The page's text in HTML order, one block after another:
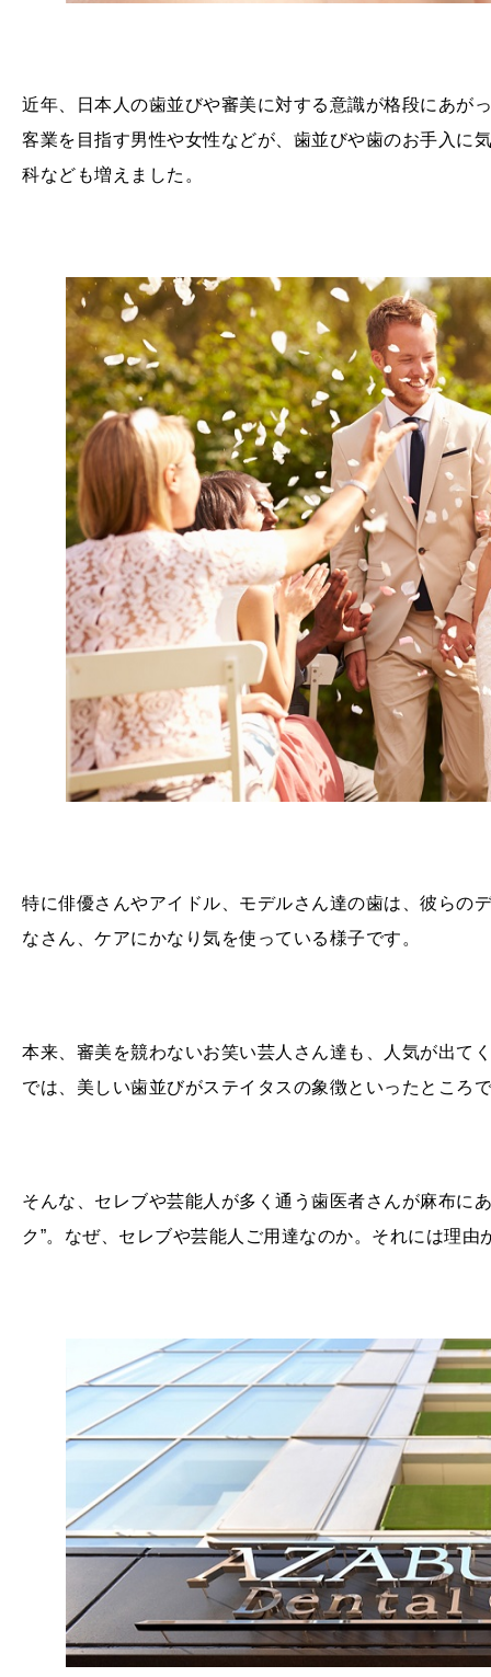
近年、日本人の歯並びや審美に対する意識が格段にあが
客業を目指す男性や女性などが、歯並びや歯のお手入に
科なども増えました。
特に俳優さんやアイドル、モデルさん達の歯は、彼らの
なさん、ケアにかなり気を使っている様子です。
本来、審美を競わないお笑い芸人さん達も、人気が出て
では、美しい歯並びがステイタスの象徴といったところ
そんな、セレブや芸能人が多く通う歯医者さんが麻布に
ク”。なぜ、セレブや芸能人ご用達なのか。それには理由